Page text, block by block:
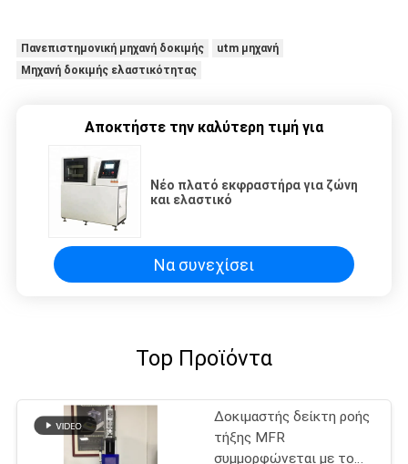
Πανεπιστημονική μηχανή δοκιμής
utm μηχανή
Μηχανή δοκιμής ελαστικότητας
Αποκτήστε την καλύτερη τιμή για
Νέο πλατό εκφραστήρα για ζώνη
και ελαστικό
Να συνεχίσει
Top Προϊόντα
Δοκιμαστής δείκτη ροής
τήξης MFR
συμμορφώνεται με το